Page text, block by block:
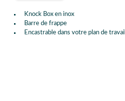
Knock Box en inox
Barre de frappe
Encastrable dans votre plan de travail